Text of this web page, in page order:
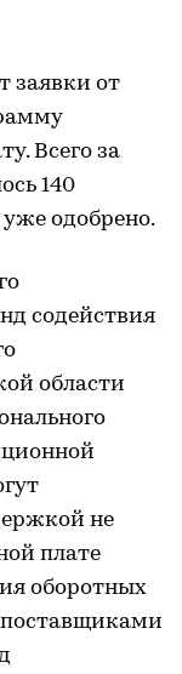
заявки от
Всего за
140
одобрено.
содействия
области
не
плате
оборотных
поставщиками